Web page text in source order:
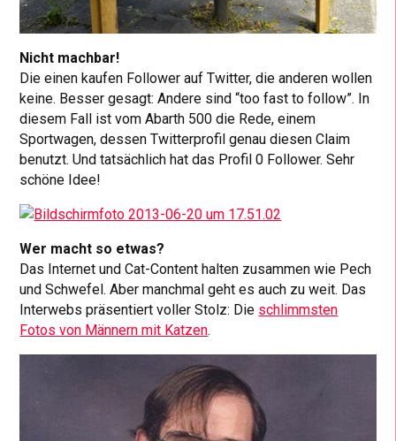
Nicht machbar!
Die einen kaufen Follower auf Twitter, die anderen wollen
keine. Besser gesagt: Andere sind “too fast to follow”. In
diesem Fall ist vom Abarth 500 die Rede, einem
Sportwagen, dessen Twitterprofil genau diesen Claim
benutzt. Und tatsächlich hat das Profil 0 Follower. Sehr
schöne Idee!
Wer macht so etwas?
Das Internet und Cat-Content halten zusammen wie Pech
und Schwefel. Aber manchmal geht es auch zu weit. Das
Interwebs präsentiert voller Stolz: Die schlimmsten
Fotos von Männern mit Katzen.